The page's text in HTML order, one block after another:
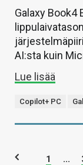
Galaxy Book4
AI:sta kuin
Lue lisää
Copilot+ PC
1 ...